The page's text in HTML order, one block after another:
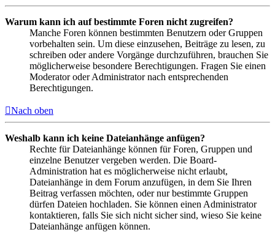
Warum kann ich auf bestimmte Foren nicht zugreifen?
Manche Foren können bestimmten Benutzern oder Gruppen
vorbehalten sein. Um diese einzusehen, Beiträge zu lesen, zu
schreiben oder andere Vorgänge durchzuführen, brauchen Sie
möglicherweise besondere Berechtigungen. Fragen Sie einen
Moderator oder Administrator nach entsprechenden
Berechtigungen.
Nach oben
Weshalb kann ich keine Dateianhänge anfügen?
Rechte für Dateianhänge können für Foren, Gruppen und
einzelne Benutzer vergeben werden. Die Board-
Administration hat es möglicherweise nicht erlaubt,
Dateianhänge in dem Forum anzufügen, in dem Sie Ihren
Beitrag verfassen möchten, oder nur bestimmte Gruppen
dürfen Dateien hochladen. Sie können einen Administrator
kontaktieren, falls Sie sich nicht sicher sind, wieso Sie keine
Dateianhänge anfügen können.